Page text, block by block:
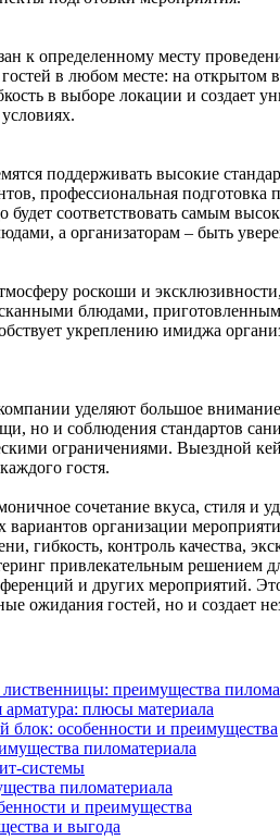
к определенному месту
в любом месте: на открытом
в выборе локации и создает
поддерживать высокие
профессиональная подготовка
соответствовать самым
а организаторам – быть
роскоши и
блюдами,
укреплению имиджа
уделяют большое внимание
но и соблюдения стандартов
ограничениями. Выездной
гостя.
сочетание вкуса, стиля и
вариантов организации
гибкость, контроль качества,
привлекательным решением
и других мероприятий.
ожидания гостей, но и создает
лиственницы: преимущества
арматура: плюсы материала
блок: особенности и преимущества
пиломатериала
системы
пиломатериала
и преимущества
и выгода